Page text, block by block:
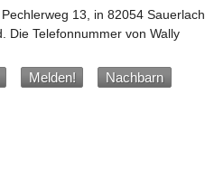
Pechlerweg 13, in 82054 Sauerlach
. Die Telefonnummer von Wally
Melden!
Nachbarn